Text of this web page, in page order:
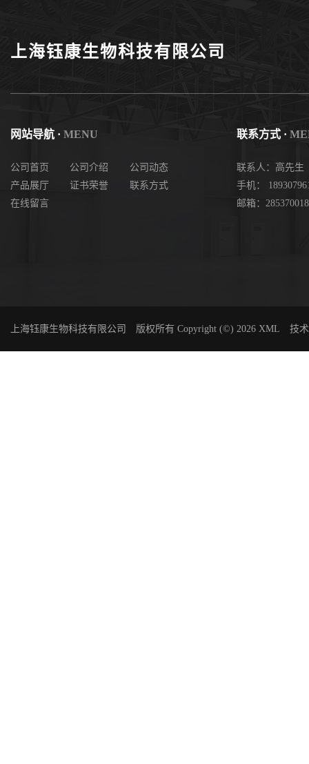
上海钰康生物科技有限公司
网站导航 · MENU
公司首页 公司介绍
公司动态
产品展厅
证书荣誉
联系方式
在线留言
联系方式 ·
联系人：高先生
手机：
邮箱：
上海钰康生物科技有限公司 版权所有 Copyright (©) 2026 XML 技